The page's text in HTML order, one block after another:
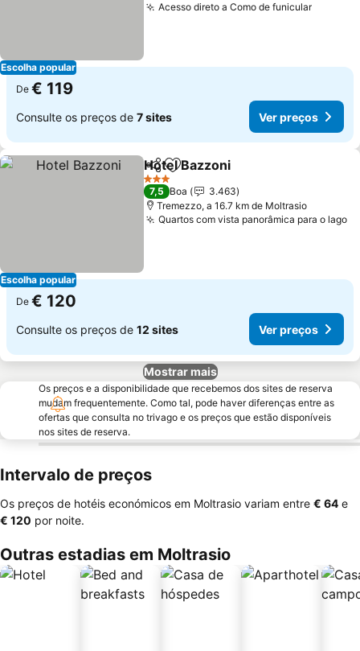
Escolha popular
Acesso direto a Como de funicularVer
De € 119
Consulte os preços de 7 sites Ver preços
Escolha popular
PartilharAdicionar aos favoritos
Hotel Bazzoni
3 Estrelas
7,5 Boa
3.463
Tremezzo, a 16.7 km de Moltrasio
Quartos com vista panorâmica para o lago
De € 120
Consulte os preços de 12 sites Ver preços
Mostrar mais
Os preços e a disponibilidade que recebemos dos sites de reserva
mudam frequentemente. Como tal, pode haver diferenças entre as
ofertas que consulta no trivago e os preços que estão disponíveis
nos sites de reserva.
Intervalo de preços
Os preços de hotéis económicos em Moltrasio variam entre ‎€ 64 e
‎€ 120 por noite.
Outras estadias em Moltrasio